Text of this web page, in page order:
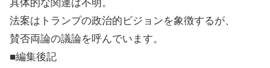
具体的な関連は不明。
法案はトランプの政治的ビジョンを象徴するが、
賛否両論の議論を呼んでいます。
■編集後記